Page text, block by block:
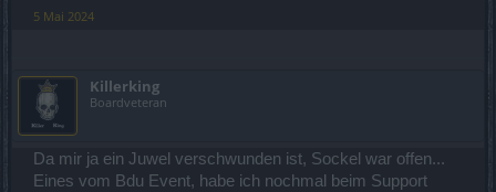
5 Mai 2024
Killerking
Boardveteran
Da mir ja ein Juwel verschwunden ist, Sockel war offen...
Eines vom Bdu Event, habe ich nochmal beim Support